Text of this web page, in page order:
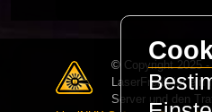
© Copyright 2025
LaserFreak ist
Server und den